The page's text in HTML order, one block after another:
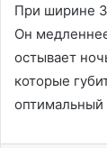
При ширине
Он
остывает
которые
оптимальный